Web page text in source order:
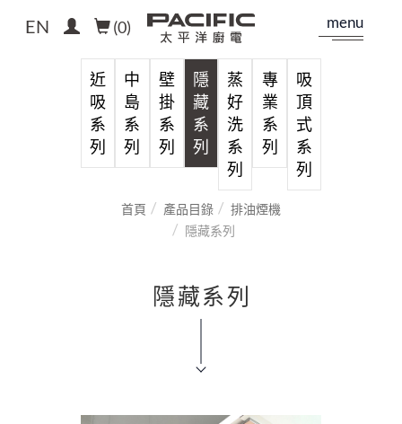
menu
(0)
EN
近
吸
系
列
中
島
系
列
壁
掛
系
列
隱
藏
系
列
蒸
好
洗
系
列
專
業
系
列
吸
頂
式
系
列
首頁 產品目錄
排油煙機
隱藏系列
隱藏系列